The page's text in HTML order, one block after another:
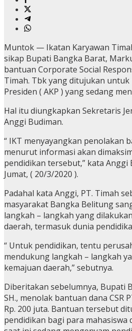
Muntok — Ikatan Karyawan
sikap Bupati Bangka Barat,
bantuan Corporate Social
Timah. Tbk yang ditujukan untuk
Presiden ( AKP ) yang sedang
Hal itu diungkapkan Sekretaris
Anggi Budiman.
“ IKT menyayangkan penolakan
menurut informasi akan
pendidikan tersebut,” kata Anggi
Jumat, ( 20/3/2020 ).
Padahal kata Anggi, PT. Timah
masyarakat Bangka Belitung
langkah – langkah yang
daerah, termasuk dunia
“ Untuk pendidikan, tentu
mendukung langkah – langkah
kemajuan daerah,” sebutnya.
Diberitakan sebelumnya, Bupati
SH., menolak bantuan dana CSR
Rp. 200 juta. Bantuan tersebut
pendidikan bagi para mahasiswa